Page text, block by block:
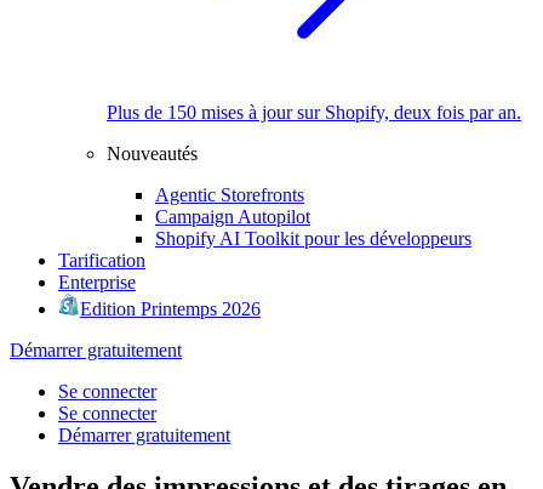
Plus de 150 mises à jour sur Shopify, deux fois par an.
Nouveautés
Agentic Storefronts
Campaign Autopilot
Shopify AI Toolkit pour les développeurs
Tarification
Enterprise
Edition Printemps 2026
Démarrer gratuitement
Se connecter
Se connecter
Démarrer gratuitement